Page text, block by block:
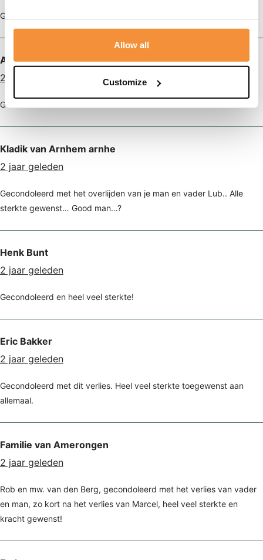
Allow all
Customize
Gecondoleerd en heel veel sterkte gewenst
Anja hoogland
2 jaar geleden
Gecondoleerd en heel veel sterkte
Kladik van Arnhem arnhe
2 jaar geleden
Gecondoleerd met het overlijden van je man en vader Lub.. Alle
sterkte gewenst… Good man…?
Henk Bunt
2 jaar geleden
Gecondoleerd en heel veel sterkte!
Eric Bakker
2 jaar geleden
Gecondoleerd met dit verlies. Heel veel sterkte toegewenst aan
allemaal.
Familie van Amerongen
2 jaar geleden
Rob en mw. van den Berg, gecondoleerd met het verlies van vader
en man, zo kort na het verlies van Marcel, heel veel sterkte en
kracht gewenst!